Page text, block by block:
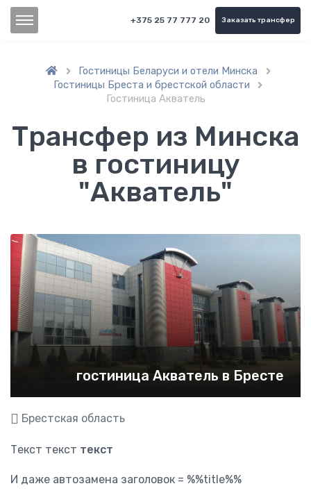
+375 25 77 777 20 Заказать трансфер
 Гостиницы Беларуси и отели Минска 
Гостиницы Бреста и брестской области 
Гостиница Акватель
Трансфер из Минска
в гостиницу
"Акватель"
гостиница Акватель в Бресте
Брестская область
Текст текст текст
И даже автозамена заголовок = %%title%%